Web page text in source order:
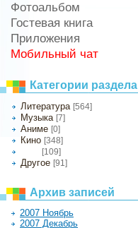
Фотоальбом
Гостевая книга
Приложения
Мобильный чат
Категории раздела
Литература [564]
Музыка [7]
Аниме [0]
Кино [348]
[109]
Другое [91]
Архив записей
2007 Ноябрь
2007 Декабрь